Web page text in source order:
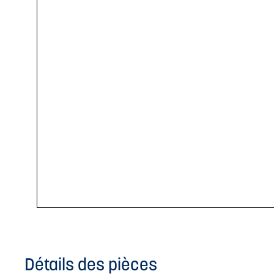
Détails des pièces